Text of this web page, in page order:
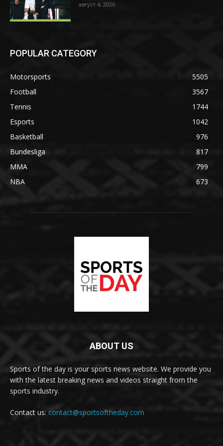
август 4, 2026
POPULAR CATEGORY
Motorsports
5505
Football
3567
Tennis
1744
Esports
1042
Basketball
976
Bundesliga
817
MMA
799
NBA
673
ABOUT US
Sports of the day is your sports news website. We provide you
with the latest breaking news and videos straight from the
sports industry.
Contact us: contact@sportsoftheday.com